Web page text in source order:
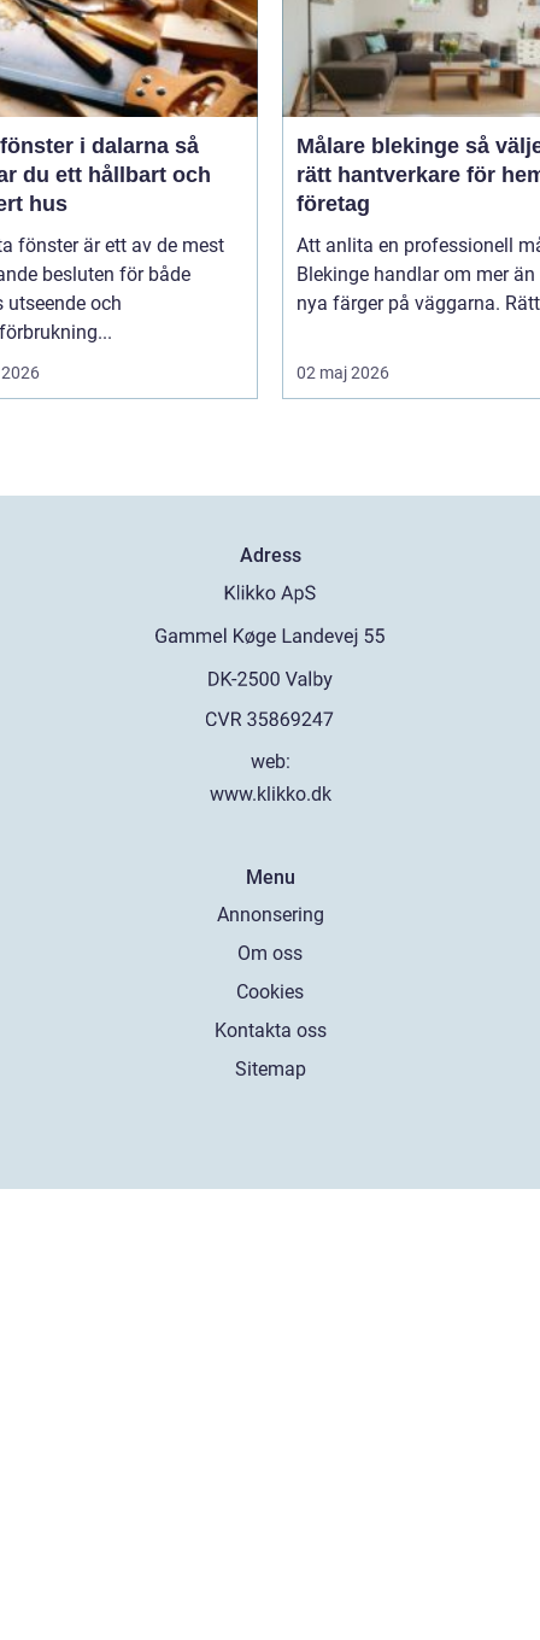
i dalarna så
du ett hållbart och
hus
fönster är ett av de mest
besluten för både
utseende och
Målare blekinge så väljer du
rätt hantverkare för
företag
Att anlita en professionell
Blekinge handlar om mer
nya färger på väggarna.
02 maj 2026
Adress
web:
www.klikko.dk
Menu
Annonsering
Om oss
Cookies
Kontakta oss
Sitemap